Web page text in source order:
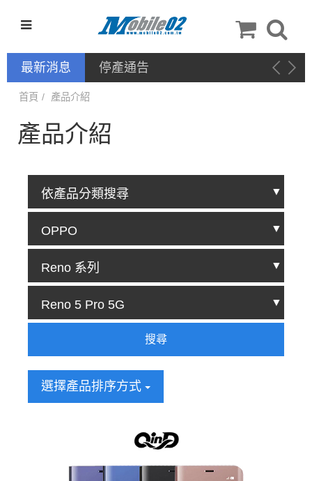
最新消息 停產通告
首頁 產品介紹
產品介紹
搜尋
選擇產品排序方式